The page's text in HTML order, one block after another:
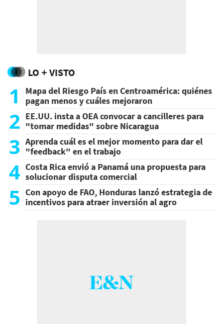
LO + VISTO
1
Mapa del Riesgo País en Centroamérica: quiénes
pagan menos y cuáles mejoraron
2 EE.UU. insta a OEA convocar a cancilleres para
"tomar medidas" sobre Nicaragua
3 Aprenda cuál es el mejor momento para dar el
"feedback" en el trabajo
4 Costa Rica envió a Panamá una propuesta para
solucionar disputa comercial
5 Con apoyo de FAO, Honduras lanzó estrategia de
incentivos para atraer inversión al agro